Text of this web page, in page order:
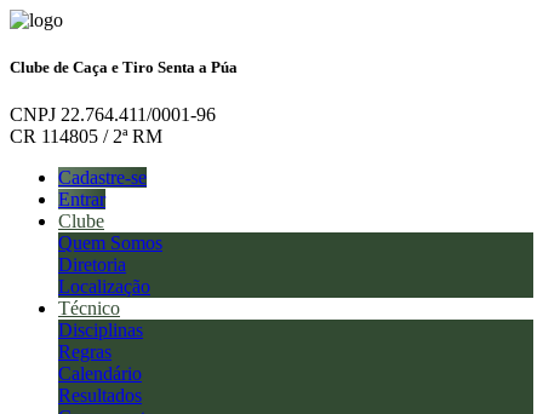
Clube de Caça e Tiro Senta a Púa
CNPJ 22.764.411/0001-96
CR 114805 / 2ª RM
Cadastre-se
Entrar
Clube
Quem Somos
Diretoria
Localização
Técnico
Disciplinas
Regras
Calendário
Resultados